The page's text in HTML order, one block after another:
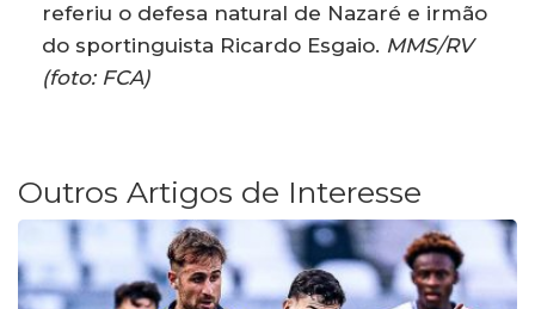
referiu o defesa natural de Nazaré e irmão
do sportinguista Ricardo Esgaio. MMS/RV
(foto: FCA)
Outros Artigos de Interesse